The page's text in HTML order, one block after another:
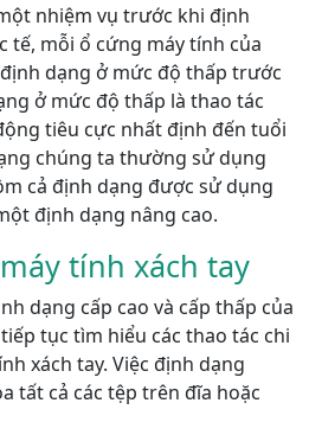
nhiệm vụ trước khi định
tế, mỗi ổ cứng máy tính của
dạng ở mức độ thấp trước
ở mức độ thấp là thao tác
tiêu cực nhất định đến tuổi
chúng ta thường sử dụng
cả định dạng được sử dụng
định dạng nâng cao.
tính xách tay
dạng cấp cao và cấp thấp của
tục tìm hiểu các thao tác chi
xách tay. Việc định dạng
tất cả các tệp trên đĩa hoặc